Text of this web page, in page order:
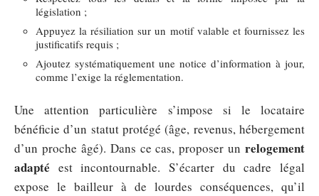
législation ;
Appuyez la résiliation sur un motif valable et fournissez les
justificatifs requis ;
Ajoutez systématiquement une notice d’information à jour,
comme l’exige la réglementation.
Une attention particulière s’impose si le locataire
bénéficie d’un statut protégé (âge, revenus, hébergement
d’un proche âgé). Dans ce cas, proposer un relogement
adapté est incontournable. S’écarter du cadre légal
expose le bailleur à de lourdes conséquences, qu’il